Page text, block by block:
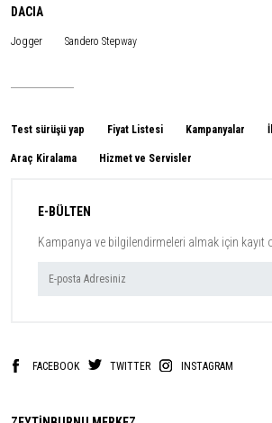
DACIA
Jogger Sandero Stepway
Test sürüşü yap Fiyat Listesi Kampanyalar
Araç Kiralama Hizmet ve Servisler
E-BÜLTEN
Kampanya ve bilgilendirmeleri almak için kayıt
FACEBOOK TWITTER INSTAGRAM